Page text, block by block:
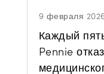
9 февраля
Каждый
Pennie